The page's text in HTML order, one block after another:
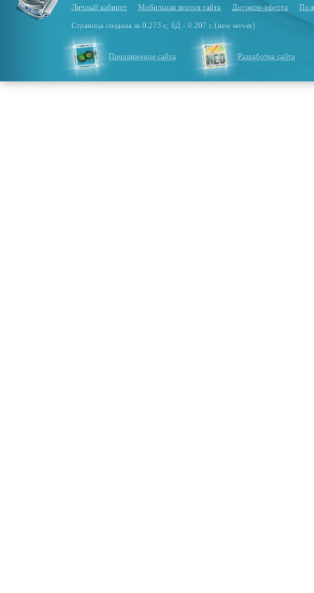
Личный кабинет Мобильная версия сайта Договор-оферта
Страница создана за 0.273 с, БД - 0.207 с (new server)
Продвижение сайта Разработка сайта